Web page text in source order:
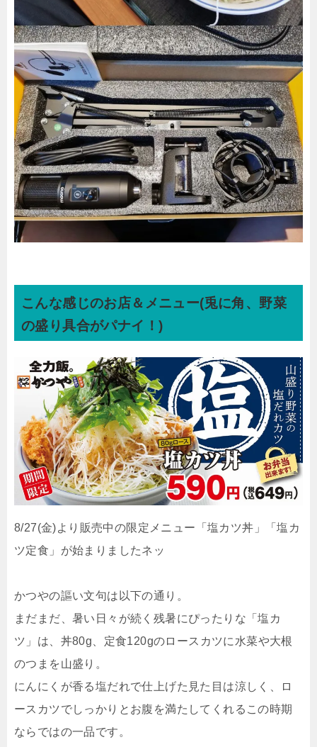
こんな感じのお店＆メニュー(兎に角、野菜
の盛り具合がパナイ！)
8/27(金)より販売中の限定メニュー「塩カツ丼」「塩カ
ツ定食」が始まりましたネッ
かつやの謳い文句は以下の通り。
まだまだ、暑い日々が続く残暑にぴったりな「塩カ
ツ」は、丼80g、定食120gのロースカツに水菜や大根
のつまを山盛り。
にんにくが香る塩だれで仕上げた見た目は涼しく、ロ
ースカツでしっかりとお腹を満たしてくれるこの時期
ならではの一品です。